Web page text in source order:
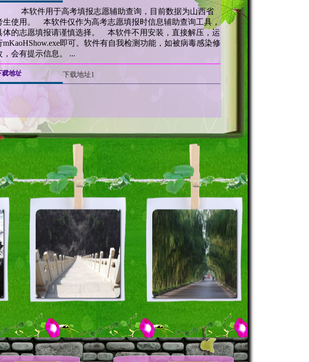
软件用于高考填报志愿辅助查询，目前数据为山西省
生使用。 本软件仅作为高考志愿填报时信息辅助查询工具，
体的志愿填报请谨慎选择。 本软件不用安装，直接解压，运
mKaoHShow.exe即可。软件有自我检测功能，如被病毒感染修
，会有提示信息。 ...
载地址 下载地址1
仙堂山 树荫小路
树荫小路 襄垣县2011年元宵节灯
襄垣县2011年元宵节灯